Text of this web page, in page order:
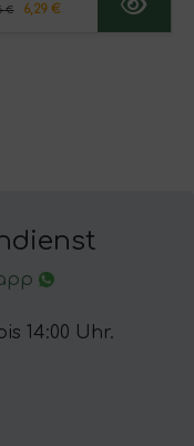
€ 6,29 €
14:00 Uhr.